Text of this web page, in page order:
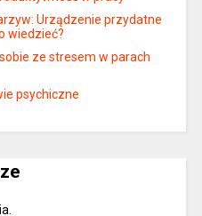
Urządzenie przydatne
wiedzieć?
ze stresem w parach
psychiczne